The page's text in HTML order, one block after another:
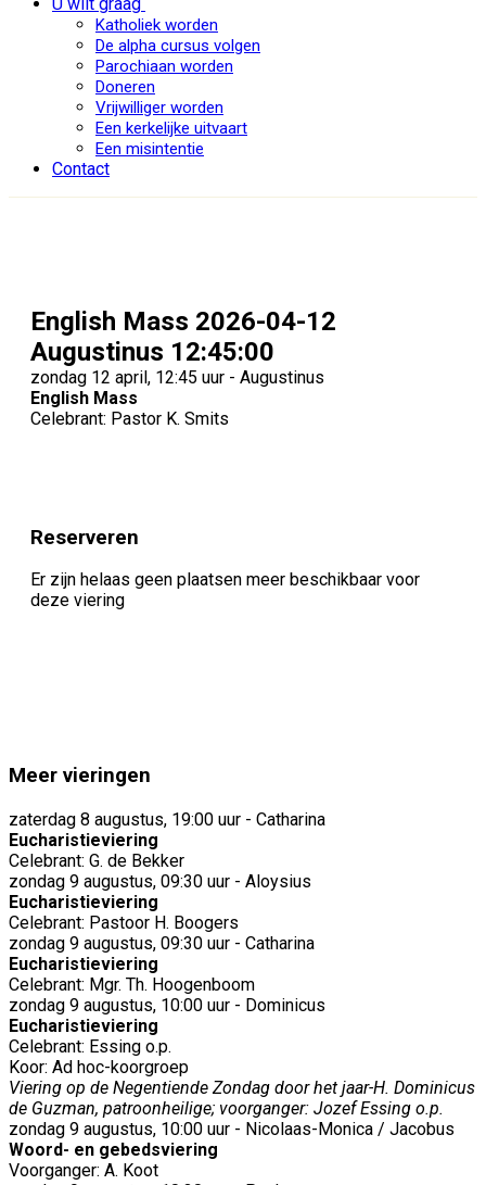
Katholiek worden
De alpha cursus volgen
Parochiaan worden
Doneren
Vrijwilliger worden
Een kerkelijke uitvaart
Een misintentie
Contact
English Mass 2026-04-12
Augustinus 12:45:00
zondag 12 april, 12:45 uur - Augustinus
English Mass
Celebrant: Pastor K. Smits
Reserveren
Er zijn helaas geen plaatsen meer beschikbaar voor
deze viering
Meer vieringen
zaterdag 8 augustus, 19:00 uur - Catharina
Eucharistieviering
Celebrant: G. de Bekker
zondag 9 augustus, 09:30 uur - Aloysius
Eucharistieviering
Celebrant: Pastoor H. Boogers
zondag 9 augustus, 09:30 uur - Catharina
Eucharistieviering
Celebrant: Mgr. Th. Hoogenboom
zondag 9 augustus, 10:00 uur - Dominicus
Eucharistieviering
Celebrant: Essing o.p.
Koor: Ad hoc-koorgroep
Viering op de Negentiende Zondag door het jaar-H. Dominicus
de Guzman, patroonheilige; voorganger: Jozef Essing o.p.
zondag 9 augustus, 10:00 uur - Nicolaas-Monica / Jacobus
Woord- en gebedsviering
Voorganger: A. Koot